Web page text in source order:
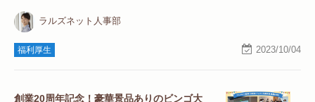
ラルズネット人事部
福利厚生 2023/10/04
創業20周年記念！豪華景品ありのビンゴ大